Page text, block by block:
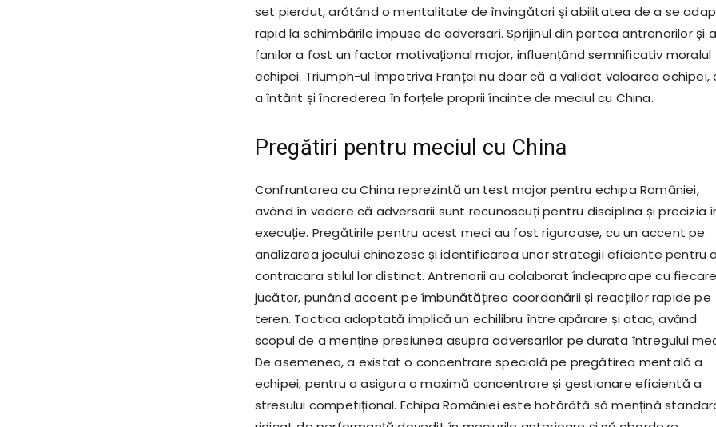
set pierdut, arătând o mentalitate de învingători și abilitatea de a se
rapid la schimbările impuse de adversari. Sprijinul din partea antrenorilor și a
fanilor a fost un factor motivațional major, influențând semnificativ moralul
echipei. Triumph-ul împotriva Franței nu doar că a validat valoarea echipei,
a întărit și încrederea în forțele proprii înainte de meciul cu China.
Pregătiri pentru meciul cu China
Confruntarea cu China reprezintă un test major pentru echipa României,
având în vedere că adversarii sunt recunoscuți pentru disciplina și precizia
execuție. Pregătirile pentru acest meci au fost riguroase, cu un accent pe
analizarea jocului chinezesc și identificarea unor strategii eficiente pentru a
contracara stilul lor distinct. Antrenorii au colaborat îndeaproape cu fiecare
jucător, punând accent pe îmbunătățirea coordonării și reacțiilor rapide pe
teren. Tactica adoptată implică un echilibru între apărare și atac, având
scopul de a menține presiunea asupra adversarilor pe durata întregului
De asemenea, a existat o concentrare specială pe pregătirea mentală a
echipei, pentru a asigura o maximă concentrare și gestionare eficientă a
stresului competițional. Echipa României este hotărâtă să mențină